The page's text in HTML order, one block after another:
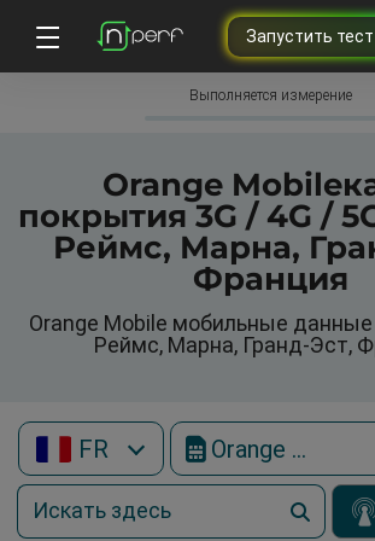
Запустить
Выполняется измерение
Orange
покрытия 3G / 4G /
Реймс, Марна,
Франция
Orange Mobile мобильные данные
Реймс, Марна, Гранд-Эст,
FR Orange Mobile